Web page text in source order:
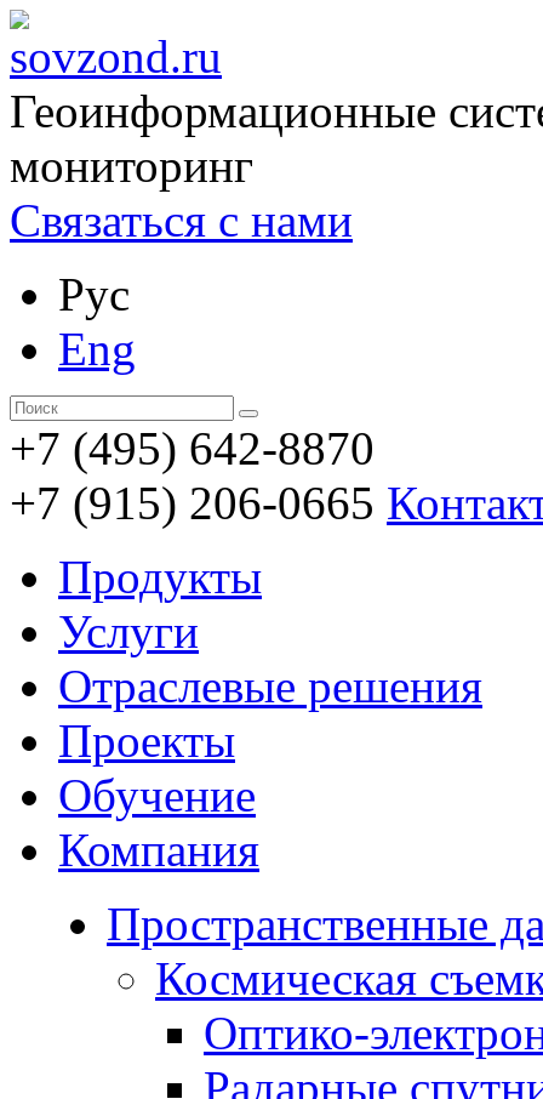
Геоинформационные
мониторинг
Связаться с нами
Рус
Eng
+7 (495) 642-8870
+7 (915) 206-0665
Продукты
Услуги
Отраслевые решения
Проекты
Обучение
Компания
Пространственные
Космическая
Оптико-
Радарные